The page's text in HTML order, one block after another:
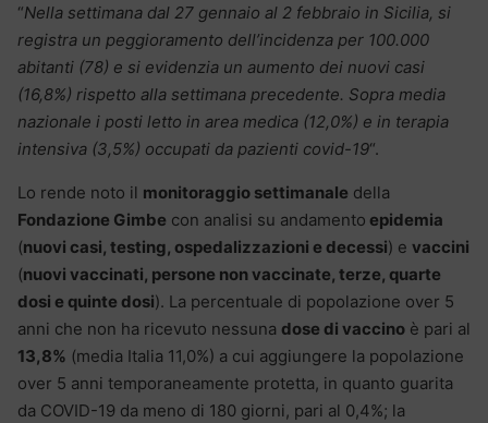
“Nella settimana dal 27 gennaio al 2 febbraio in Sicilia, si
registra un peggioramento dell’incidenza per 100.000
abitanti (78) e si evidenzia un aumento dei nuovi casi
(16,8%) rispetto alla settimana precedente. Sopra media
nazionale i posti letto in area medica (12,0%) e in terapia
intensiva (3,5%) occupati da pazienti covid-19“.
Lo rende noto il monitoraggio settimanale della
Fondazione Gimbe con analisi su andamento epidemia
(nuovi casi, testing, ospedalizzazioni e decessi) e vaccini
(nuovi vaccinati, persone non vaccinate, terze, quarte
dosi e quinte dosi). La percentuale di popolazione over 5
anni che non ha ricevuto nessuna dose di vaccino è pari al
13,8% (media Italia 11,0%) a cui aggiungere la popolazione
over 5 anni temporaneamente protetta, in quanto guarita
da COVID-19 da meno di 180 giorni, pari al 0,4%; la